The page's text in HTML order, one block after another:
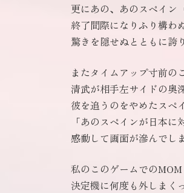
更にあの、あのスペイン
終了間際になりふり構わ
驚きを隠せぬとともに誇
またタイムアップ寸前の
清武が相手左サイドの奥
彼を追うのをやめたスペ
「あのスペインが日本に
感動して画面が滲んでし
私のこのゲームでの
決定機に何度も外しまく